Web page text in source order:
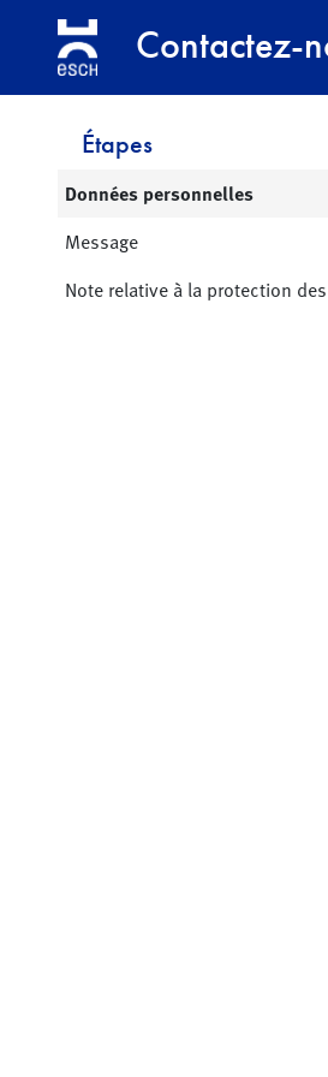
Contactez-
Étapes
Données personnellesPage
Message
Note relative à la protection